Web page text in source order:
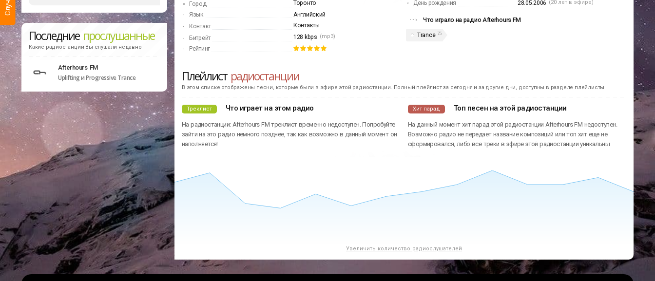
Последние прослушанные
Какие радиостанции Вы слушали недавно
Afterhours FM
Uplifting и Progressive Trance
Город
Торонто
Язык
Английский
Контакт
Контакты
Битрейт
128 kbps (mp3)
Рейтинг
День рождения
28.05.2006 (20 лет в эфире)
Что играло на радио Afterhours FM
Trance 75
Плейлист радиостанции
В этом списке отображены песни, которые были в эфире этой радиостанции. Полный плейлист за сегодня и за другие дни, доступны в разделе плейлисты
Треклист Что играет на этом радио
На радиостанции: Afterhours FM треклист временно недоступен. Попробуйте
зайти на это радио немного позднее, так как возможно в данный момент он
наполняется!
Хит парад Топ песен на этой радиостанции
На данный момент хит парад этой радиостанции Afterhours FM недоступен.
Возможно радио не передает название композиций или топ хит еще не
сформировался, либо все треки в эфире этой радиостанции уникальны
Увеличить количество радиослушателей